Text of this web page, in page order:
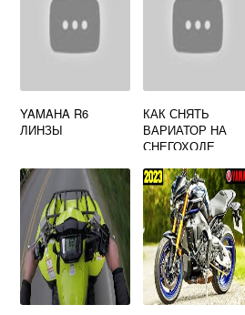
YAMAHA R6
ЛИНЗЫ
КАК СНЯТЬ
ВАРИАТОР НА
СНЕГОХОДЕ
ПРОФЕССИОНАЛ